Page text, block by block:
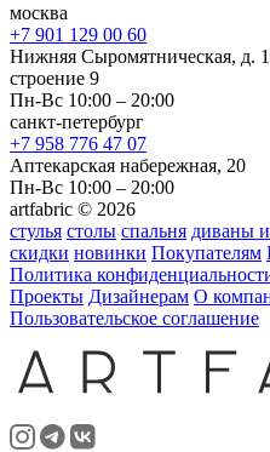
москва
+7 901 129 00 60
Нижняя Сыромятническая, д.
строение 9
Пн-Вс 10:00 – 20:00
санкт-петербург
+7 958 776 47 07
Аптекарская набережная, 20
Пн-Вс 10:00 – 20:00
artfabric © 2026
стулья столы спальня диваны и
скидки новинки Покупателям
Политика
Проекты Дизайнерам О
Пользовательское соглашение